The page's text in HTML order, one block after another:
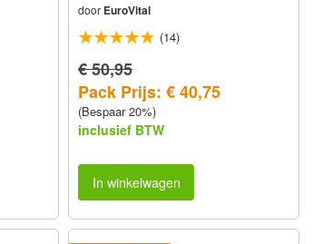
door EuroVital
(14)
€ 50,95
Pack Prijs: € 40,75
(Bespaar 20%)
inclusief BTW
In winkelwagen